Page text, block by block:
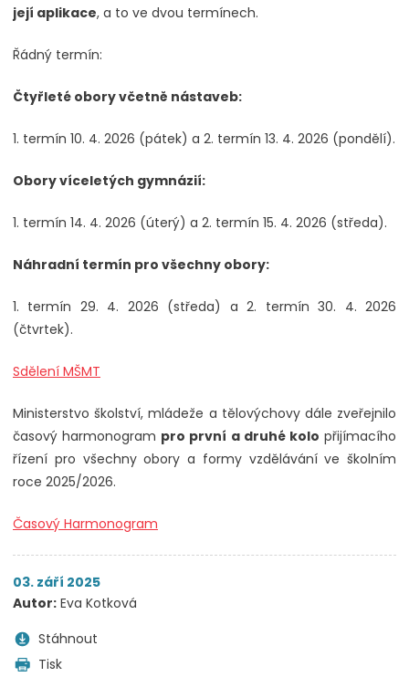
její aplikace, a to ve dvou termínech.
Řádný termín:
Čtyřleté obory včetně nástaveb:
1. termín 10. 4. 2026 (pátek) a 2. termín 13. 4. 2026 (pondělí).
Obory víceletých gymnázií:
1. termín 14. 4. 2026 (úterý) a 2. termín 15. 4. 2026 (středa).
Náhradní termín pro všechny obory:
1. termín 29. 4. 2026 (středa) a 2. termín 30. 4. 2026
(čtvrtek).
Sdělení MŠMT
Ministerstvo školství, mládeže a tělovýchovy dále zveřejnilo
časový harmonogram pro první a druhé kolo přijímacího
řízení pro všechny obory a formy vzdělávání ve školním
roce 2025/2026.
Časový Harmonogram
03. září 2025
Autor: Eva Kotková
Stáhnout
Tisk